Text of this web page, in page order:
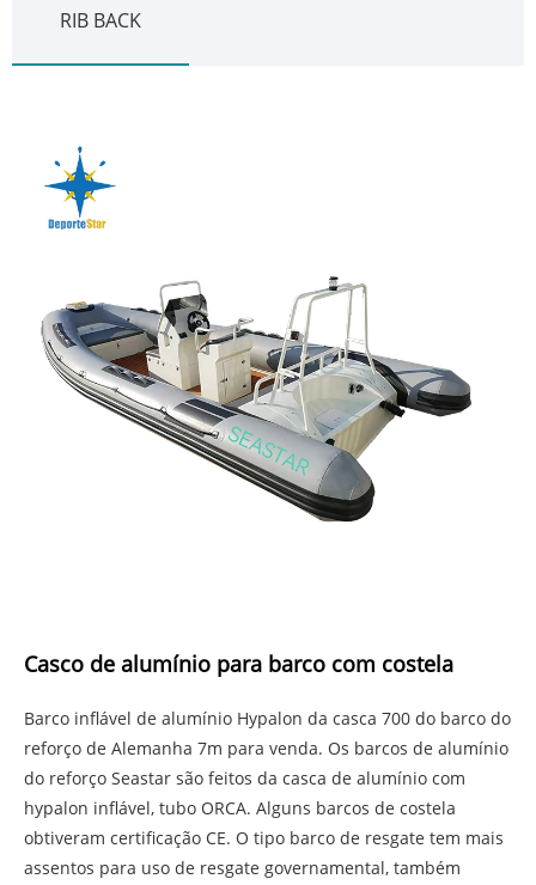
RIB BACK
Casco de alumínio para barco com costela
Barco inflável de alumínio Hypalon da casca 700 do barco do
reforço de Alemanha 7m para venda. Os barcos de alumínio
do reforço Seastar são feitos da casca de alumínio com
hypalon inflável, tubo ORCA. Alguns barcos de costela
obtiveram certificação CE. O tipo barco de resgate tem mais
assentos para uso de resgate governamental, também